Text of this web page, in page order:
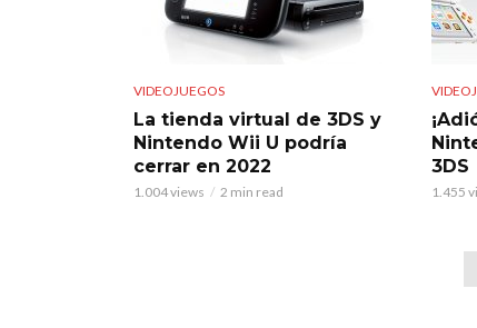
VIDEOJUEGOS
La tienda virtual de 3DS y
Nintendo Wii U podría
cerrar en 2022
1.004 views 2 min read
3DS
1.455